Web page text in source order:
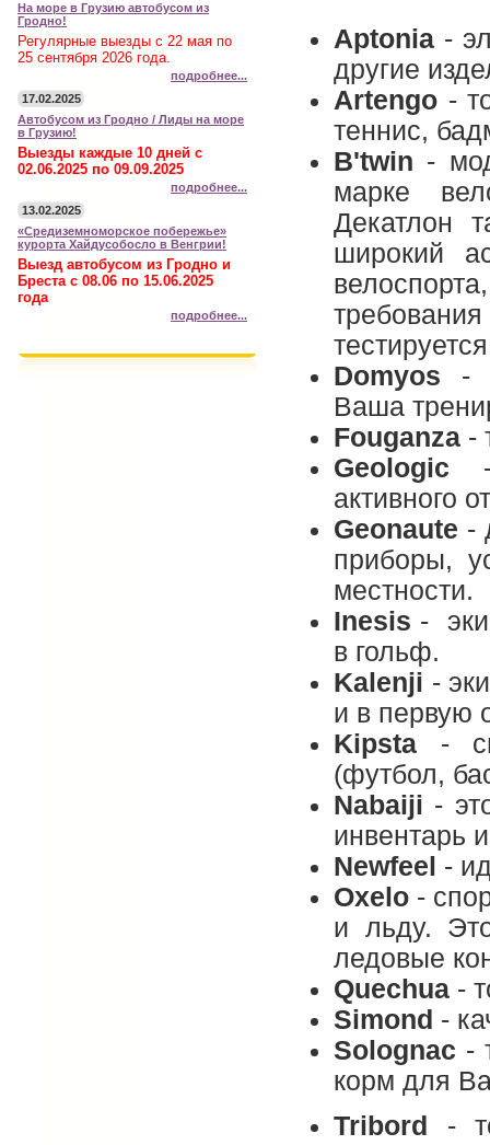
На море в Грузию автобусом из
Гродно!
Регулярные выезды с 22 мая по
25 сентября 2026 года.
подробнее...
17.02.2025
Автобусом из Гродно / Лиды на море
в Грузию!
Выезды каждые 10 дней с
02.06.2025 по 09.09.2025
подробнее...
13.02.2025
«Средиземноморское побережье»
курорта Хайдусобосло в Венгрии!
Выезд автобусом из Гродно и
Бреста с 08.06 по 15.06.2025
года
подробнее...
Aptonia -
другие
Artengo -
теннис,
B'twin -
марке
Декатлон
широкий
Domyos -
Ваша
Fouganza -
Geologic -
активного
Geonaute -
приборы,
местности.
Inesis -
в гольф.
Kalenji -
и в первую
Kipsta -
(футбол,
Nabaiji -
инвентарь
Newfeel -
Oxelo -
и льду.
ледовые
Quechua -
Simond -
Solognac -
корм для
Tribord
-